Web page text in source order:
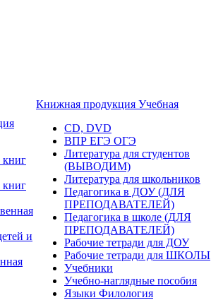
книг
книг
и
Книжная продукция Учебная
CD, DVD
ВПР ЕГЭ ОГЭ
Литература для студентов
(ВЫВОДИМ)
Литература для школьников
Педагогика в ДОУ (ДЛЯ
ПРЕПОДАВАТЕЛЕЙ)
Педагогика в школе (ДЛЯ
ПРЕПОДАВАТЕЛЕЙ)
Рабочие тетради для ДОУ
Рабочие тетради для ШКОЛЫ
Учебники
Учебно-наглядные пособия
Языки Филология